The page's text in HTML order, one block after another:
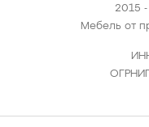
2015
Мебель от